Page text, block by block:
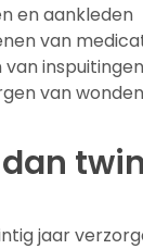
en aankleden
van
van inspuitingen
van
dan
jaar